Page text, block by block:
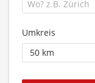
Umkreis